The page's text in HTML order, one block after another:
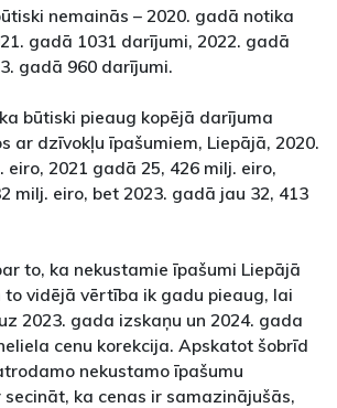
nemainās – 2020. gadā notika
gadā 1031 darījumi, 2022. gadā
gadā 960 darījumi.
būtiski pieaug kopējā darījuma
ar dzīvokļu īpašumiem, Liepājā, 2020.
eiro, 2021 gadā 25, 426 milj. eiro,
milj. eiro, bet 2023. gadā jau 32, 413
to, ka nekustamie īpašumi Liepājā
vidējā vērtība ik gadu pieaug, lai
2023. gada izskaņu un 2024. gada
cenu korekcija. Apskatot šobrīd
nekustamo īpašumu
ka cenas ir samazinājušās,